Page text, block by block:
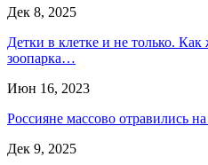
Дек 8, 2025
Детки в клетке и не только. Как
зоопарка…
Июн 16, 2023
Россияне массово отравились
Дек 9, 2025